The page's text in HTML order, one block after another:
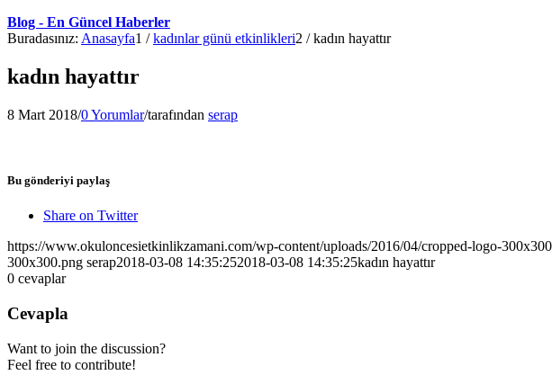
Blog - En Güncel Haberler
Buradasınız: Anasayfa1 / kadınlar günü etkinlikleri2 / kadın hayattır
kadın hayattır
8 Mart 2018/0 Yorumlar/tarafından serap
Bu gönderiyi paylaş
Share on Twitter
https://www.okuloncesietkinlikzamani.com/wp-content/uploads/2016/04/cropped-logo-
300x300.png serap2018-03-08 14:35:252018-03-08 14:35:25kadın hayattır
0 cevaplar
Cevapla
Want to join the discussion?
Feel free to contribute!